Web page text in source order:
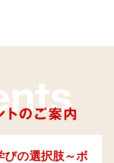
びの選択肢～ボ